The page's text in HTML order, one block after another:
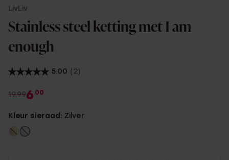
LivLiv
Stainless steel ketting met I am
enough
5.00 (2)
19.996 00
Kleur sieraad: Zilver